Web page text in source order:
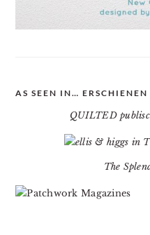
AS SEEN IN…
QUILTED
The